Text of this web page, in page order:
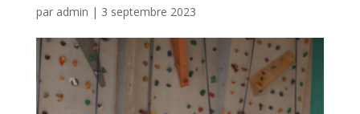
par admin | 3 septembre 2023